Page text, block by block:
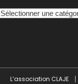
L’association CLAJE